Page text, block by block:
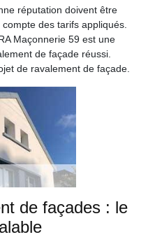
réputation doivent être
des tarifs appliqués.
Maçonnerie 59 est une
de façade réussi.
de ravalement de façade.
de façades : le